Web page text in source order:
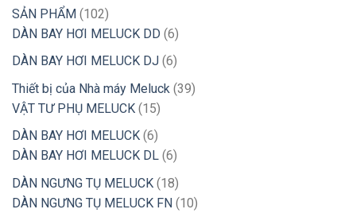
SẢN PHẨM 102102
sản
phẩm
DÀN BAY HƠI MELUCK DD 66
sản
phẩm
DÀN BAY HƠI MELUCK DJ 66
sản
phẩm
Thiết bị của Nhà máy Meluck 3939
VẬT TƯ PHỤ MELUCK 1515
sản
phẩm
DÀN BAY HƠI MELUCK 66
sản
phẩm
DÀN BAY HƠI MELUCK DL 66
sản
phẩm
DÀN NGƯNG TỤ MELUCK 1818
sản
DÀN NGƯNG TỤ MELUCK FN 1010